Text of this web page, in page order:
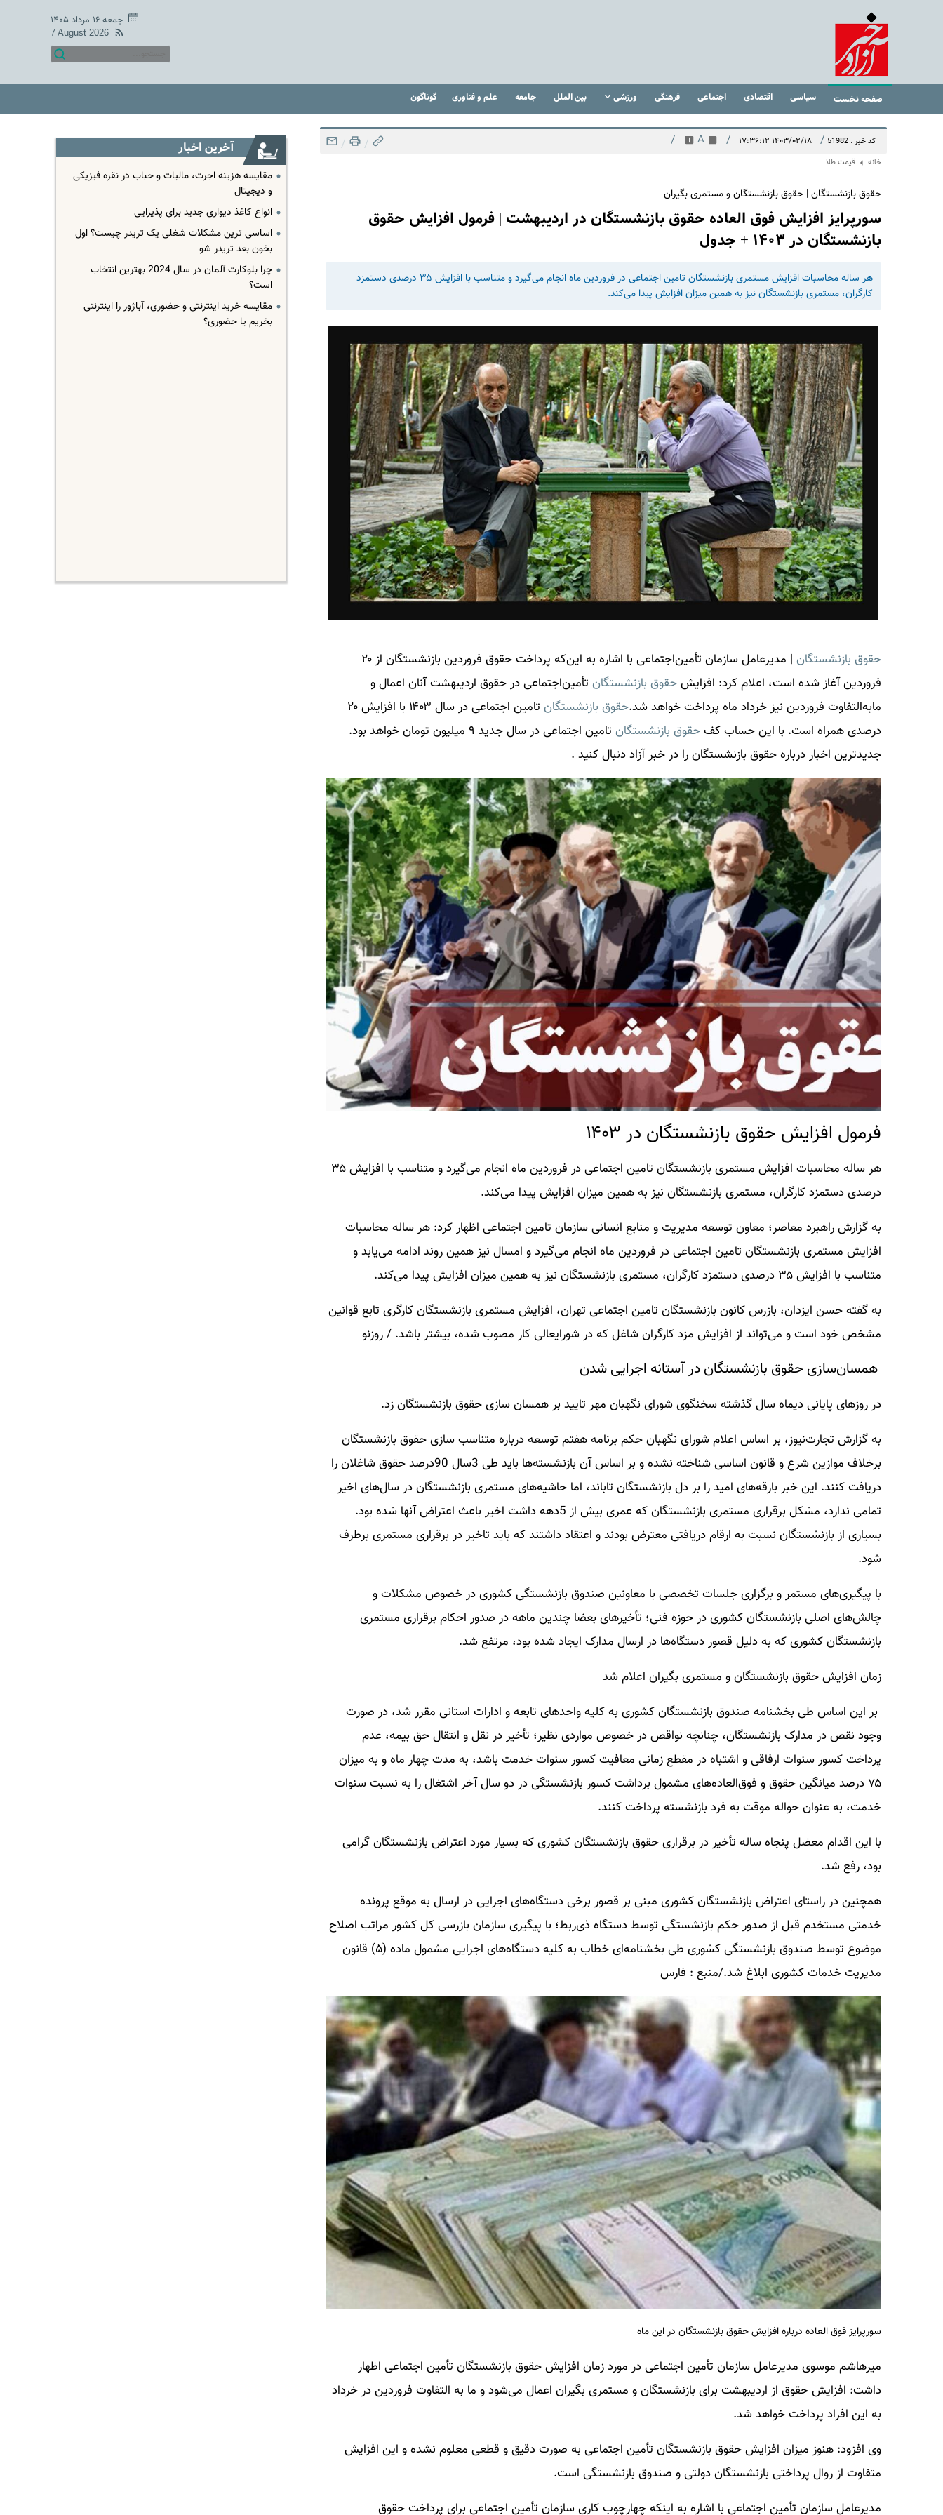
جمعه ۱۶ مرداد ۱۴۰۵
7 August 2026
صفحه نخست سیاسی اقتصادی اجتماعی فرهنگی ورزشی بین الملل جامعه علم و فناوری گوناگون
کد خبر : 51982 / ۱۴۰۳/۰۲/۱۸ ۱۷:۳۶:۱۲ /
A
/
/
/
خانه قیمت طلا
حقوق بازنشستگان | حقوق بازنشستگان و مستمری بگیران
سورپرایز افزایش فوق العاده حقوق بازنشستگان در اردیبهشت | فرمول افزایش حقوق
بازنشستگان در ۱۴۰۳ + جدول
هر ساله محاسبات افزایش مستمری بازنشستگان تامین اجتماعی در فروردین ماه انجام می‌گیرد و متناسب با افزایش ۳۵ درصدی دستمزد
کارگران، مستمری بازنشستگان نیز به همین میزان افزایش پیدا می‌کند.
حقوق بازنشستگان |
مدیرعامل سازمان تأمین‌اجتماعی با اشاره به این‌که پرداخت حقوق فروردین بازنشستگان از ۲۰
فروردین آغاز شده است، اعلام کرد: افزایشحقوق بازنشستگان تأمین‌اجتماعی در حقوق اردیبهشت آنان اعمال و
مابه‌التفاوت فروردین نیز خرداد ماه پرداخت خواهد شد.حقوق بازنشستگان
تامین اجتماعی در سال ۱۴۰۳ با افزایش ۲۰
درصدی همراه است. با این حساب کفحقوق بازنشستگان
تامین اجتماعی در سال جدید ۹ میلیون تومان خواهد بود.
جدیدترین اخبار دربارهحقوق بازنشستگانرا در خبر آزاد دنبال کنید .
فرمول افزایش حقوق بازنشستگان در ۱۴۰۳
هر ساله محاسبات افزایش مستمری بازنشستگان تامین اجتماعی در فروردین ماه انجام می‌گیرد و متناسب با افزایش ۳۵
درصدی دستمزد کارگران، مستمری بازنشستگان نیز به همین میزان افزایش پیدا می‌کند.
به گزارش راهبرد معاصر؛ معاون توسعه مدیریت و منابع انسانی سازمان تامین اجتماعی اظهار کرد: هر ساله محاسبات
افزایش مستمری بازنشستگان تامین اجتماعی در فروردین ماه انجام می‌گیرد و امسال نیز همین روند ادامه می‌یابد و
متناسب با افزایش ۳۵ درصدی دستمزد کارگران، مستمری بازنشستگان نیز به همین میزان افزایش پیدا می‌کند.
به گفته حسن ایزدان، بازرس کانون بازنشستگان تامین اجتماعی تهران، افزایش مستمری بازنشستگان کارگری تابع قوانین
مشخص خود است و می‌تواند از افزایش مزد کارگران شاغل که در شورایعالی کار مصوب شده، بیشتر باشد. / روزنو
همسان‌سازی حقوق بازنشستگان در آستانه اجرایی شدن
در روزهای پایانی دیماه سال گذشته سخنگوی شورای نگهبان مهر تایید بر همسان سازی حقوق بازنشستگان زد.
به گزارش تجارت‌نیوز، بر اساس اعلام شورای نگهبان حکم برنامه هفتم توسعه درباره متناسب سازی حقوق بازنشستگان
برخلاف موازین شرع و قانون اساسی شناخته نشده و بر اساس آن بازنشسته‌ها باید طی 3سال 90درصد حقوق شاغلان را
دریافت کنند. این خبر بارقه‌های امید را بر دل بازنشستگان تاباند، اما حاشیه‌های مستمری بازنشستگان در سال‌های اخیر
تمامی ندارد، مشکل برقراری مستمری بازنشستگان که عمری بیش از 5دهه داشت اخیر باعث اعتراض آنها شده بود.
بسیاری از بازنشستگان نسبت به ارقام دریافتی معترض بودند و اعتقاد داشتند که باید تاخیر در برقراری مستمری برطرف
شود.
با پیگیری‌های مستمر و برگزاری جلسات تخصصی با معاونین صندوق بازنشستگی کشوری در خصوص مشکلات و
چالش‌های اصلی بازنشستگان کشوری در حوزه فنی؛ تأخیرهای بعضا چندین ماهه در صدور احکام برقراری مستمری
بازنشستگان کشوری که به دلیل قصور دستگاه‌ها در ارسال مدارک ایجاد شده بود، مرتفع شد.
زمان افزایش حقوق بازنشستگان و مستمری بگیران اعلام شد
بر این اساس طی بخشنامه صندوق بازنشستگان کشوری به کلیه واحدهای تابعه و ادارات استانی مقرر شد، در صورت
وجود نقص در مدارک بازنشستگان، چنانچه نواقص در خصوص مواردی نظیر؛ تأخیر در نقل و انتقال حق بیمه، عدم
پرداخت کسور سنوات ارفاقی و اشتباه در مقطع زمانی معافیت کسور سنوات خدمت باشد، به مدت چهار ماه و به میزان
۷۵ درصد میانگین حقوق و فوق‌العاده‌های مشمول برداشت کسور بازنشستگی در دو سال آخر اشتغال را به نسبت سنوات
خدمت، به عنوان حواله موقت به فرد بازنشسته پرداخت کنند.
با این اقدام معضل پنجاه ساله تأخیر در برقراری حقوق بازنشستگان کشوری که بسیار مورد اعتراض بازنشستگان گرامی
بود، رفع شد.
همچنین در راستای اعتراض بازنشستگان کشوری مبنی بر قصور برخی دستگاه‌های اجرایی در ارسال به موقع پرونده
خدمتی مستخدم قبل از صدور حکم بازنشستگی توسط دستگاه ذی‌ربط؛ با پیگیری سازمان بازرسی کل کشور مراتب اصلاح
موضوع توسط صندوق بازنشستگی کشوری طی بخشنامه‌ای خطاب به کلیه دستگاه‌های اجرایی مشمول ماده (۵) قانون
مدیریت خدمات کشوری ابلاغ شد./منبع : فارس
سورپرایز فوق العاده درباره افزایش حقوق بازنشستگان در این ماه
میرهاشم موسوی مدیرعامل سازمان تأمین اجتماعی در مورد زمان افزایش حقوق بازنشستگان تأمین اجتماعی اظهار
داشت: افزایش حقوق از اردیبهشت برای بازنشستگان و مستمری بگیران اعمال می‌شود و ما به التفاوت فروردین در خرداد
به این افراد پرداخت خواهد شد.
وی افزود: هنوز میزان افزایش حقوق بازنشستگان تأمین اجتماعی به صورت دقیق و قطعی معلوم نشده و این افزایش
متفاوت از روال پرداختی بازنشستگان دولتی و صندوق بازنشستگی است.
مدیرعامل سازمان تأمین اجتماعی با اشاره به اینکه چهارچوب کاری سازمان تأمین اجتماعی برای پرداخت حقوق
آخرین اخبار
مقایسه هزینه اجرت، مالیات و حباب در نقره فیزیکی
و دیجیتال
انواع کاغذ دیواری جدید برای پذیرایی
اساسی ترین مشکلات شغلی یک تریدر چیست؟ اول
بخون بعد تریدر شو
چرا بلوکارت آلمان در سال 2024 بهترین انتخاب
است؟
مقایسه خرید اینترنتی و حضوری، آباژور را اینترنتی
بخریم یا حضوری؟